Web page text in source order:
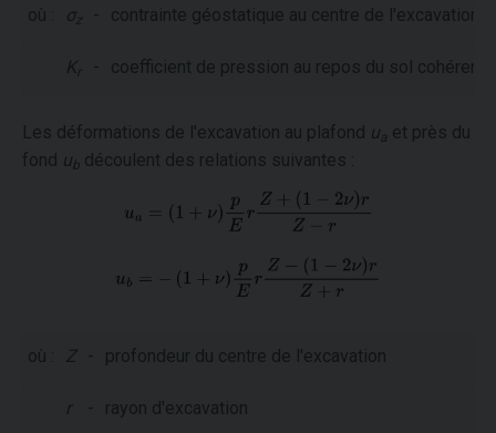
où : σz - contrainte géostatique au centre de l'excavation
Kr - coefficient de pression au repos du sol cohérent
Les déformations de l'excavation au plafond ua et près du
fond ub découlent des relations suivantes :
où : Z - profondeur du centre de l'excavation
r - rayon d'excavation